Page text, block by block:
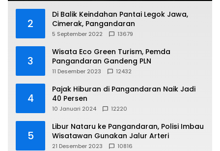
2
Di Balik Keindahan Pantai Legok Jawa,
Cimerak, Pangandaran
5 September 2022 13679
3
Wisata Eco Green Turism, Pemda
Pangandaran Gandeng PLN
11 Desember 2023 12432
4
Pajak Hiburan di Pangandaran Naik Jadi
40 Persen
10 Januari 2024 12220
5
Libur Nataru ke Pangandaran, Polisi Imbau
Wisatawan Gunakan Jalur Arteri
21 Desember 2023 10816